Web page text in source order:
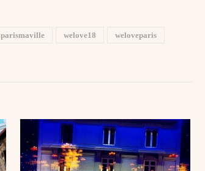
parismaville welove18 weloveparis